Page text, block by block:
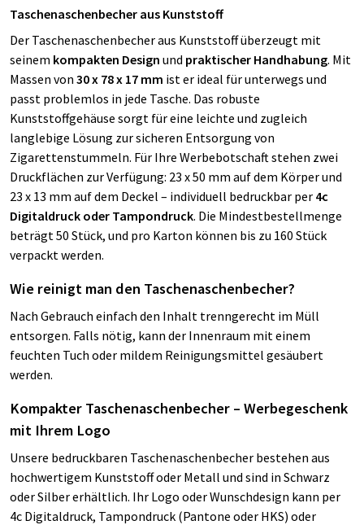
Taschenaschenbecher aus Kunststoff
Der Taschenaschenbecher aus Kunststoff überzeugt mit
seinem kompakten Design und praktischer Handhabung. Mit
Massen von 30 x 78 x 17 mm ist er ideal für unterwegs und
passt problemlos in jede Tasche. Das robuste
Kunststoffgehäuse sorgt für eine leichte und zugleich
langlebige Lösung zur sicheren Entsorgung von
Zigarettenstummeln. Für Ihre Werbebotschaft stehen zwei
Druckflächen zur Verfügung: 23 x 50 mm auf dem Körper und
23 x 13 mm auf dem Deckel – individuell bedruckbar per 4c
Digitaldruck oder Tampondruck. Die Mindestbestellmenge
beträgt 50 Stück, und pro Karton können bis zu 160 Stück
verpackt werden.
Wie reinigt man den Taschenaschenbecher?
Nach Gebrauch einfach den Inhalt trenngerecht im Müll
entsorgen. Falls nötig, kann der Innenraum mit einem
feuchten Tuch oder mildem Reinigungsmittel gesäubert
werden.
Kompakter Taschenaschenbecher – Werbegeschenk
mit Ihrem Logo
Unsere bedruckbaren Taschenaschenbecher bestehen aus
hochwertigem Kunststoff oder Metall und sind in Schwarz
oder Silber erhältlich. Ihr Logo oder Wunschdesign kann per
4c Digitaldruck, Tampondruck (Pantone oder HKS) oder